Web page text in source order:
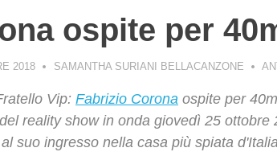
ospite per
2018 SAMANTHA SURIANI BELLACANZONE
Vip: Fabrizio Corona ospite per
reality show in onda giovedì 25 ottobre
suo ingresso nella casa più spiata